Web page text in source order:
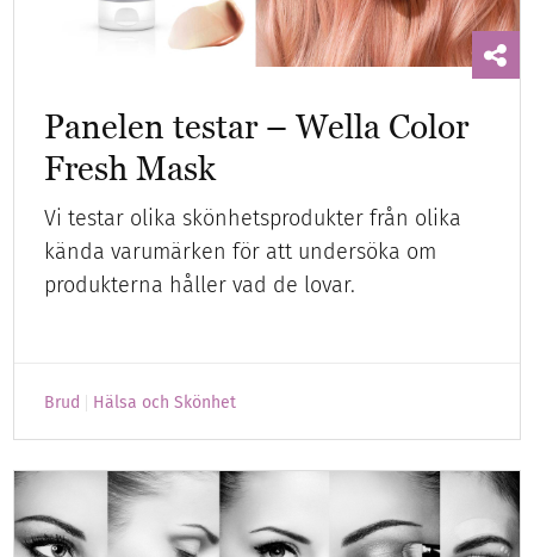
Panelen testar – Wella Color
Fresh Mask
Vi testar olika skönhetsprodukter från olika
kända varumärken för att undersöka om
produkterna håller vad de lovar.
Brud Hälsa och Skönhet